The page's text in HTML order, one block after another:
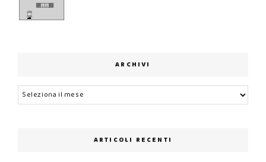
ARCHIVI
Archivi
ARTICOLI RECENTI